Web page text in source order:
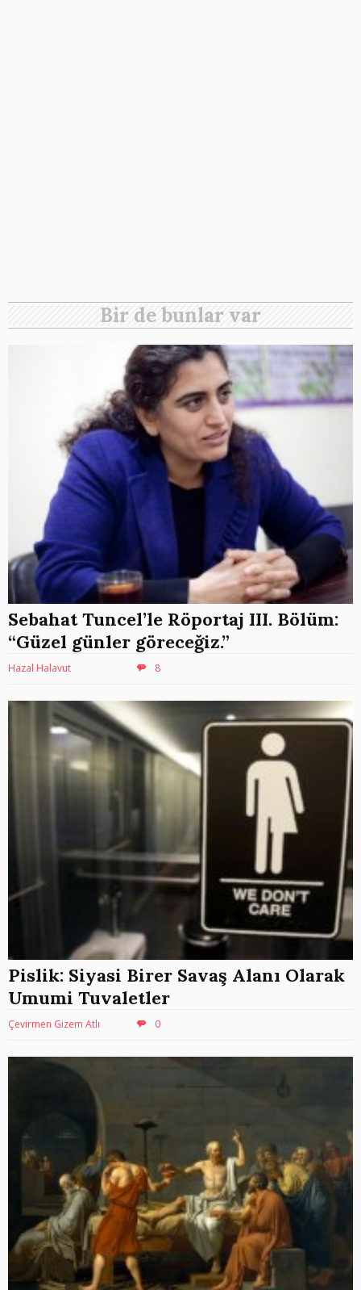
Bir de bunlar var
Sebahat Tuncel’le Röportaj III. Bölüm:
“Güzel günler göreceğiz.”
Hazal Halavut 8
Pislik: Siyasi Birer Savaş Alanı Olarak
Umumi Tuvaletler
Çevirmen Gizem Atlı 0